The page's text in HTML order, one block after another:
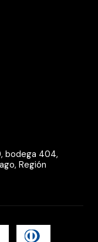
bodega 404,
Región